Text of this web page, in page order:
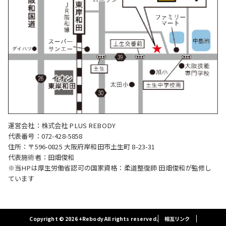
運営会社：株式会社 PLUS REBODY
代表番号：072-428-5858
住所：〒596-0825 大阪府岸和田市土生町 8-23-31
代表施術者：田畑俊和
※当HPは厚生労働省認可の国家資格：柔道整復師 田畑俊和が監修し
ています
Copyright © 2026 +Rebody All rights reserved. 相互リンク